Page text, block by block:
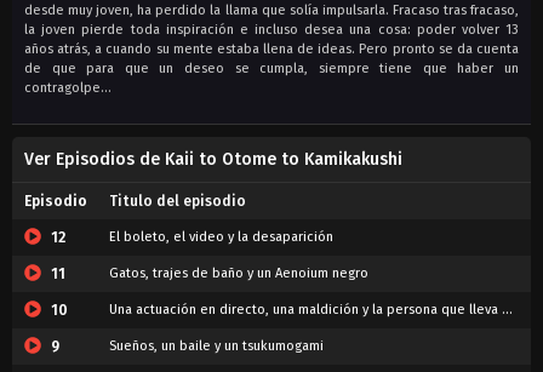
desde muy joven, ha perdido la llama que solía impulsarla. Fracaso tras fracaso,
la joven pierde toda inspiración e incluso desea una cosa: poder volver 13
años atrás, a cuando su mente estaba llena de ideas. Pero pronto se da cuenta
de que para que un deseo se cumpla, siempre tiene que haber un
contragolpe…
Ver Episodios de Kaii to Otome to Kamikakushi
Episodio Titulo del episodio
12 El boleto, el video y la desaparición
11 Gatos, trajes de baño y un Aenoium negro
10 Una actuación en directo, una maldición y la persona que lleva dentro
9 Sueños, un baile y un tsukumogami